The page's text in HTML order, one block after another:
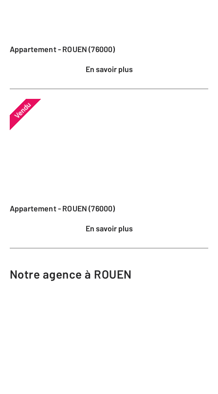
Appartement - ROUEN (76000)
En savoir plus
Vendu
Appartement - ROUEN (76000)
En savoir plus
Notre agence à ROUEN